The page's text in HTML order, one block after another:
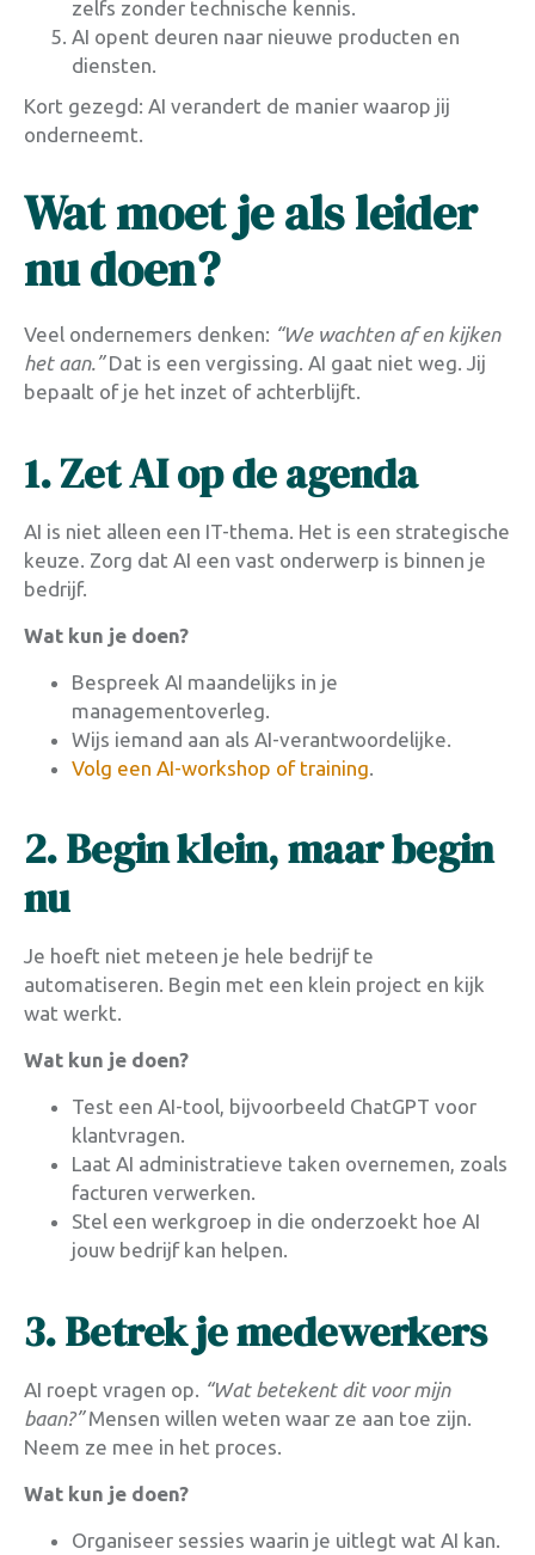
zelfs zonder technische kennis.
AI opent deuren naar nieuwe producten en
diensten.
Kort gezegd: AI verandert de manier waarop jij
onderneemt.
Wat moet je als leider
nu doen?
Veel ondernemers denken: “We wachten af en kijken
het aan.”Dat is een vergissing. AI gaat niet weg. Jij
bepaalt of je het inzet of achterblijft.
1. Zet AI op de agenda
AI is niet alleen een IT-thema. Het is een strategische
keuze. Zorg dat AI een vast onderwerp is binnen je
bedrijf.
Wat kun je doen?
Bespreek AI maandelijks in je
managementoverleg.
Wijs iemand aan als AI-verantwoordelijke.
Volg een AI-workshop of training.
2. Begin klein, maar begin
nu
Je hoeft niet meteen je hele bedrijf te
automatiseren. Begin met een klein project en kijk
wat werkt.
Wat kun je doen?
Test een AI-tool, bijvoorbeeld ChatGPT voor
klantvragen.
Laat AI administratieve taken overnemen, zoals
facturen verwerken.
Stel een werkgroep in die onderzoekt hoe AI
jouw bedrijf kan helpen.
3. Betrek je medewerkers
AI roept vragen op. “Wat betekent dit voor mijn
baan?”Mensen willen weten waar ze aan toe zijn.
Neem ze mee in het proces.
Wat kun je doen?
Organiseer sessies waarin je uitlegt wat AI kan.